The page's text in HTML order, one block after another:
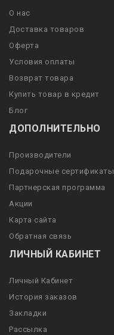
О нас
Доставка товаров
Оферта
Условия оплаты
Возврат товара
Купить товар в кредит
Блог
ДОПОЛНИТЕЛЬНО
Производители
Подарочные сертификаты
Партнерская программа
Акции
Карта сайта
Обратная связь
ЛИЧНЫЙ КАБИНЕТ
Личный Кабинет
История заказов
Закладки
Рассылка